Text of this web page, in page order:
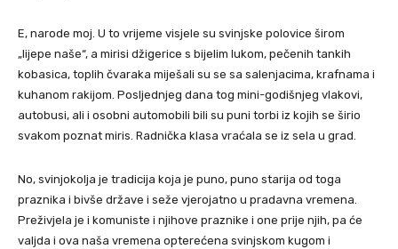
E, narode moj. U to vrijeme visjele su svinjske polovice širom
„lijepe naše“, a mirisi džigerice s bijelim lukom, pečenih tankih
kobasica, toplih čvaraka miješali su se sa salenjacima, krafnama i
kuhanom rakijom. Posljednjeg dana tog mini-godišnjeg vlakovi,
autobusi, ali i osobni automobili bili su puni torbi iz kojih se širio
svakom poznat miris. Radnička klasa vraćala se iz sela u grad.
No, svinjokolja je tradicija koja je puno, puno starija od toga
praznika i bivše države i seže vjerojatno u pradavna vremena.
Preživjela je i komuniste i njihove praznike i one prije njih, pa će
valjda i ova naša vremena opterećena svinjskom kugom i